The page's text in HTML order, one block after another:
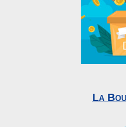
La